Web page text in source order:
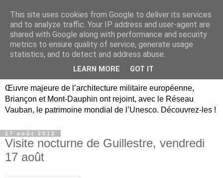
Briançon, Mont-Dauphin,
Vauban Unesco Hautes-
Œuvre majeure de l’architecture militaire européenne,
Briançon et Mont-Dauphin ont rejoint, avec le Réseau
Vauban, le patrimoine mondial de l’Unesco. Découvrez-les !
17 août 2012
Visite nocturne de Guillestre, vendredi
17 août
This site uses cookies from Google to deliver its services
and to analyze traffic. Your IP address and user-agent are
shared with Google along with performance and security
metrics to ensure quality of service, generate usage
statistics, and to detect and address abuse.
LEARN MORE GOT IT